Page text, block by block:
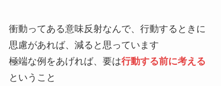
衝動ってある意味反射なんで、行動するときに
思慮があれば、減ると思っています
極端な例をあげれば、要は行動する前に考える
ということ